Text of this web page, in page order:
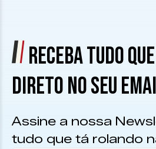
RECEBA TUDO
DIRETO NO SEU
Assine a nossa
tudo que tá rolando